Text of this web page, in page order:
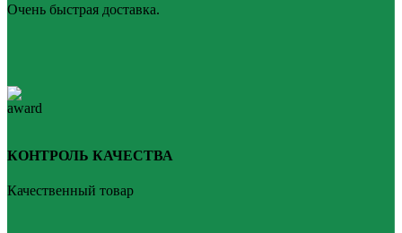
Очень быстрая доставка.
КОНТРОЛЬ КАЧЕСТВА
Качественный товар